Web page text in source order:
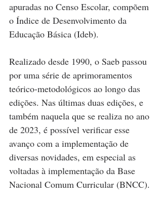
apuradas no Censo Escolar, compõem
o Índice de Desenvolvimento da
Educação Básica (Ideb).
Realizado desde 1990, o Saeb passou
por uma série de aprimoramentos
teórico-metodológicos ao longo das
edições. Nas últimas duas edições, e
também naquela que se realiza no ano
de 2023, é possível verificar esse
avanço com a implementação de
diversas novidades, em especial as
voltadas à implementação da Base
Nacional Comum Curricular (BNCC).